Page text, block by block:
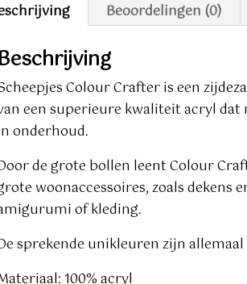
Beoordelingen (0)
Beschrijving
Colour Crafter is een
een superieure kwaliteit acryl
onderhoud.
de grote bollen leent Colour
woonaccessoires, zoals dekens
of kleding.
sprekende unikleuren zijn
100% acryl